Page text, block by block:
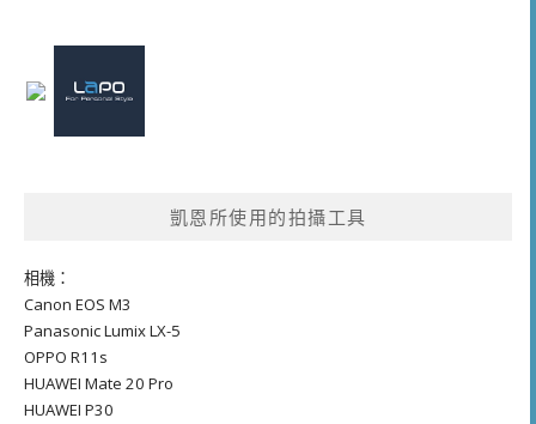
凱恩所使用的拍攝工具
相機：
Canon EOS M3
Panasonic Lumix LX-5
OPPO R11s
HUAWEI Mate 20 Pro
HUAWEI P30